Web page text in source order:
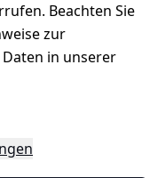
Beachten Sie
zur
in unserer